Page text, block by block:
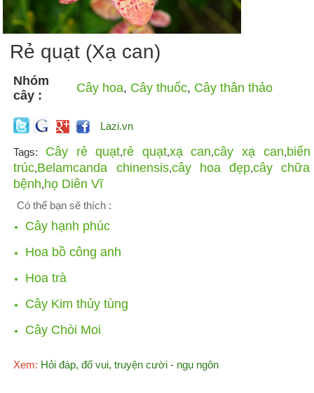
Rẻ quạt (Xạ can)
Nhóm
cây :
Cây hoa, Cây thuốc, Cây thân thảo
Lazi.vn
Tags: Cây rẻ quạt,rẻ quạt,xạ can,cây xạ can,biển
trúc,Belamcanda chinensis,cây hoa đẹp,cây chữa
bệnh,họ Diên Vĩ
Có thể bạn sẽ thích :
Cây hạnh phúc
Hoa bồ công anh
Hoa trà
Cây Kim thủy tùng
Cây Chòi Moi
Xem: Hỏi đáp, đố vui, truyện cười - ngụ ngôn